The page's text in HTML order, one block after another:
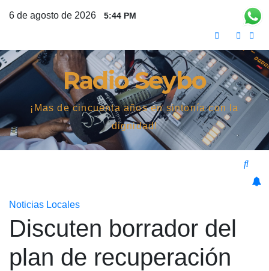
6 de agosto de 2026 5:44 PM
Radio Seybo
¡Mas de cincuenta años en sintonía con la
dignidad!
Noticias Locales
Discuten borrador del
plan de recuperación